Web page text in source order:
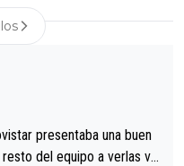
presentaba una buen
del equipo a verlas ve